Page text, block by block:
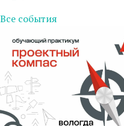
Все события